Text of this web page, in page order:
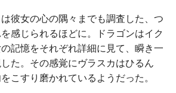
彼女の心の隅々までも調査した、つ
感じられるほどに。ドラゴンはイク
記憶をそれぞれ詳細に見て、瞬き一
た。その感覚にヴラスカはひるん
こすり磨かれているようだった。